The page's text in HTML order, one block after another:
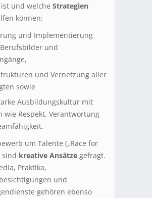
und welche Strategien
können:
und Implementierung
und
und Vernetzung aller
sowie
Ausbildungskultur mit
wie Respekt, Verantwortung
um Talente („Race for
sind kreative Ansätze gefragt.
Praktika,
und
gehören ebenso